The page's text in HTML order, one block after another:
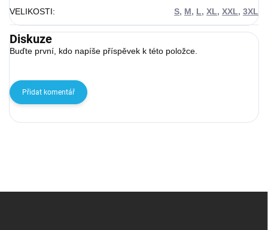
VELIKOSTI: S, M, L, XL, XXL, 3XL
Diskuze
Buďte první, kdo napíše příspěvek k této položce.
Přidat komentář